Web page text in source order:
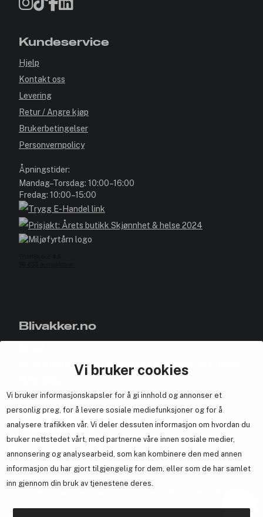
Vi bruker cookies
Vi bruker informasjonskapsler for å gi innhold og annonser et
personlig preg, for å levere sosiale mediefunksjoner og for å
analysere trafikken vår. Vi deler dessuten informasjon om hvordan du
bruker nettstedet vårt, med partnerne våre innen sosiale medier,
annonsering og analysearbeid, som kan kombinere den med annen
informasjon du har gjort tilgjengelig for dem, eller som de har samlet
inn gjennom din bruk av tjenestene deres.
Kundeservice
Hjelp
Kontakt oss
Levering
Retur / Angre kjøp
Brukerbetingelser
Personvernpolicy
Åpningstider:
Mandag–Torsdag: 10:00–16:00
Fredag: 10:00–15:00
Blivakker.no
Bli medlem helt gratis - få poeng og eksklusive rabattkoder.
Samarbeid med oss
En del avBrandsdal Group AS
her.